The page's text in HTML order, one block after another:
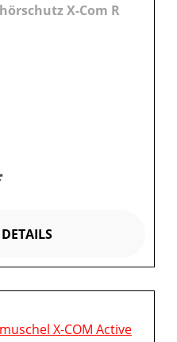
X-Com R
DETAILS